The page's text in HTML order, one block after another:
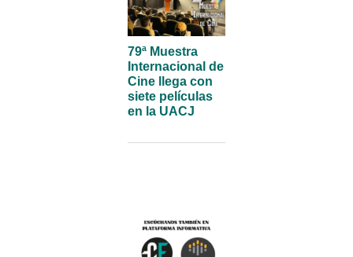
79ª Muestra
Internacional de
Cine llega con
siete películas
en la UACJ